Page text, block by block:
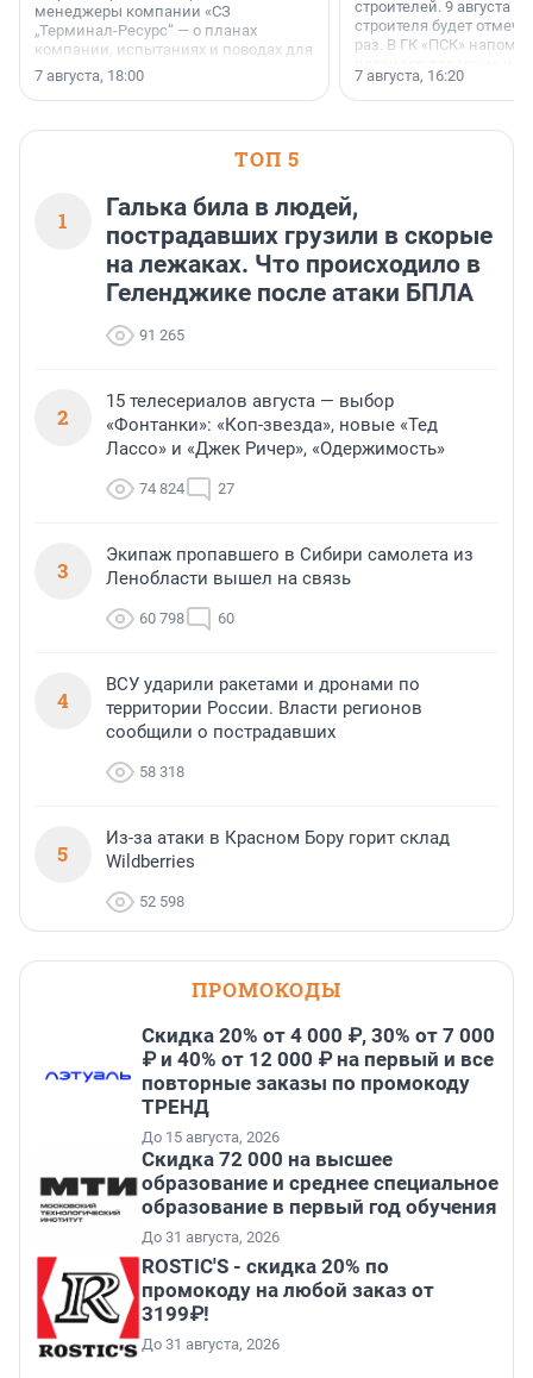
менеджеры компании «СЗ
„Терминал-Ресурс“ — о планах
компании, испытаниях и поводах для
осторожного оптимизма.
7 августа, 18:00
строителей. 9 августа
строителя будет
раз. В ГК «ПСК»
поменялась роль
7 августа, 16:20
ТОП 5
1
Галька била в людей,
пострадавших грузили в скорые
на лежаках. Что происходило в
Геленджике после атаки БПЛА
91 265
2
15 телесериалов августа — выбор
«Фонтанки»: «Коп-звезда», новые «Тед
Лассо» и «Джек Ричер», «Одержимость»
74 824 27
3
Экипаж пропавшего в Сибири самолета из
Ленобласти вышел на связь
60 798 60
4
ВСУ ударили ракетами и дронами по
территории России. Власти регионов
сообщили о пострадавших
58 318
5
Из-за атаки в Красном Бору горит склад
Wildberries
52 598
ПРОМОКОДЫ
Скидка 20% от 4 000 ₽, 30% от 7 000
₽ и 40% от 12 000 ₽ на первый и все
повторные заказы по промокоду
ТРЕНД
До 15 августа, 2026
Скидка 72 000 на высшее
образование и среднее специальное
образование в первый год обучения
До 31 августа, 2026
ROSTIC'S - скидка 20% по
промокоду на любой заказ от
3199₽!
До 31 августа, 2026